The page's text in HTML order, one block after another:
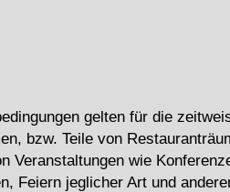
gelten für die
bzw. Teile von
Veranstaltungen wie
Feiern jeglicher Art und